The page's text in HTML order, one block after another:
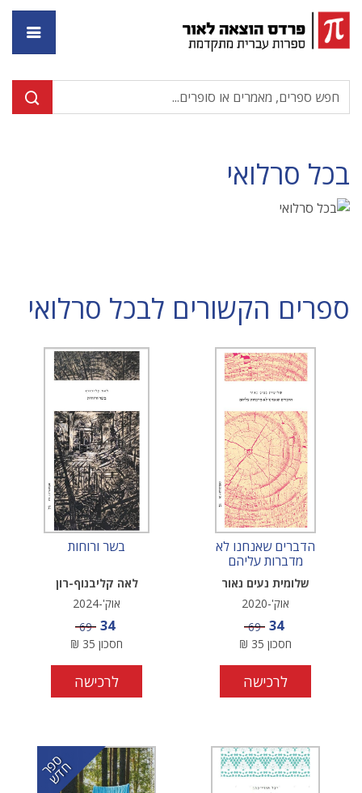
בכל סרלואי
ספרים הקשורים לבכל סרלואי
הדברים שאנחנו לא
מדברות עליהם
שלומית נעים נאור
אוק'-2020
מחיר מבצע
34 מחיר
69
חסכון 35
₪
לרכישה
בשר ורוחות
לאה קליבנוף-רון
אוק'-2024
מחיר מבצע
34 מחיר
69
חסכון 35
₪
לרכישה
ס
פ
ר
ח
ד
ש